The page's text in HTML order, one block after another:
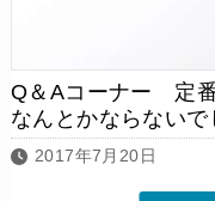
Q＆Aコーナー 定番
なんとかならないで
2017年7月20日